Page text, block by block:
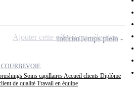
COURBEVOIE
Soins capillaires Accueil clients Diplôme
de qualité Travail en équipe
IntérimTemps plein
Ajouter cette offre à ma sélection